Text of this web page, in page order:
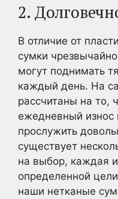
2.
В отличие от
сумки
могут поднимать
каждый день. На
рассчитаны на то,
ежедневный износ
прослужить
существует
на выбор, каждая
определенной
наши нетканые